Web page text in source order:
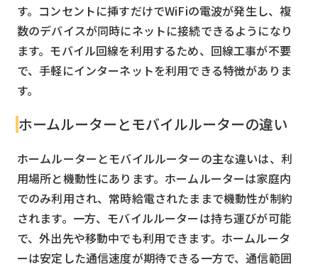
す。コンセントに挿すだけでWiFiの電波が発生し、複
数のデバイスが同時にネットに接続できるようになり
ます。モバイル回線を利用するため、回線工事が不要
で、手軽にインターネットを利用できる特徴がありま
す。
ホームルーターとモバイルルーターの違い
ホームルーターとモバイルルーターの主な違いは、利
用場所と機動性にあります。ホームルーターは家庭内
でのみ利用され、常時給電されたままで機動性が制約
されます。一方、モバイルルーターは持ち運びが可能
で、外出先や移動中でも利用できます。ホームルータ
ーは安定した通信速度が期待できる一方で、通信範囲